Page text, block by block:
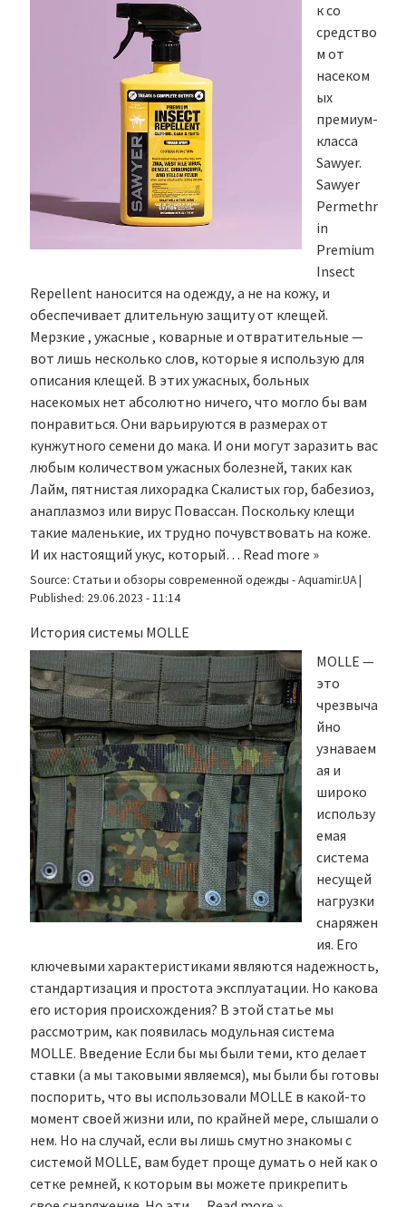
к со
средство
м от
насеком
ых
премиум-
класса
Sawyer.
Sawyer
Permethr
in
Premium
Insect
Repellent наносится на одежду, а не на кожу, и
обеспечивает длительную защиту от клещей.
Мерзкие , ужасные , коварные и отвратительные —
вот лишь несколько слов, которые я использую для
описания клещей. В этих ужасных, больных
насекомых нет абсолютно ничего, что могло бы вам
понравиться. Они варьируются в размерах от
кунжутного семени до мака. И они могут заразить вас
любым количеством ужасных болезней, таких как
Лайм, пятнистая лихорадка Скалистых гор, бабезиоз,
анаплазмоз или вирус Повассан. Поскольку клещи
такие маленькие, их трудно почувствовать на коже.
И их настоящий укус, который… Read more »
Source: Статьи и обзоры современной одежды - Aquamir.UA|
Published: 29.06.2023 - 11:14
История системы MOLLE
MOLLE —
это
чрезвыча
йно
узнаваем
ая и
широко
использу
емая
система
несущей
нагрузки
снаряжен
ия. Его
ключевыми характеристиками являются надежность,
стандартизация и простота эксплуатации. Но какова
его история происхождения? В этой статье мы
рассмотрим, как появилась модульная система
MOLLE. Введение Если бы мы были теми, кто делает
ставки (а мы таковыми являемся), мы были бы готовы
поспорить, что вы использовали MOLLE в какой-то
момент своей жизни или, по крайней мере, слышали о
нем. Но на случай, если вы лишь смутно знакомы с
системой MOLLE, вам будет проще думать о ней как о
сетке ремней, к которым вы можете прикрепить